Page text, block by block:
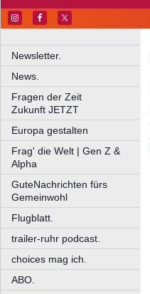
Newsletter.
News.
Fragen der Zeit
Zukunft JETZT
Europa gestalten
Frag' die Welt | Gen Z &
Alpha
GuteNachrichten fürs
Gemeinwohl
Flugblatt.
trailer-ruhr podcast.
choices mag ich.
ABO.